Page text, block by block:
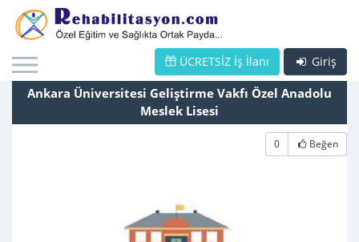
Giriş
ÜCRETSİZ İş İlanı
Ankara Üniversitesi Geliştirme Vakfı Özel Anadolu
Meslek Lisesi
0 Beğen